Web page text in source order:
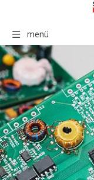
menü